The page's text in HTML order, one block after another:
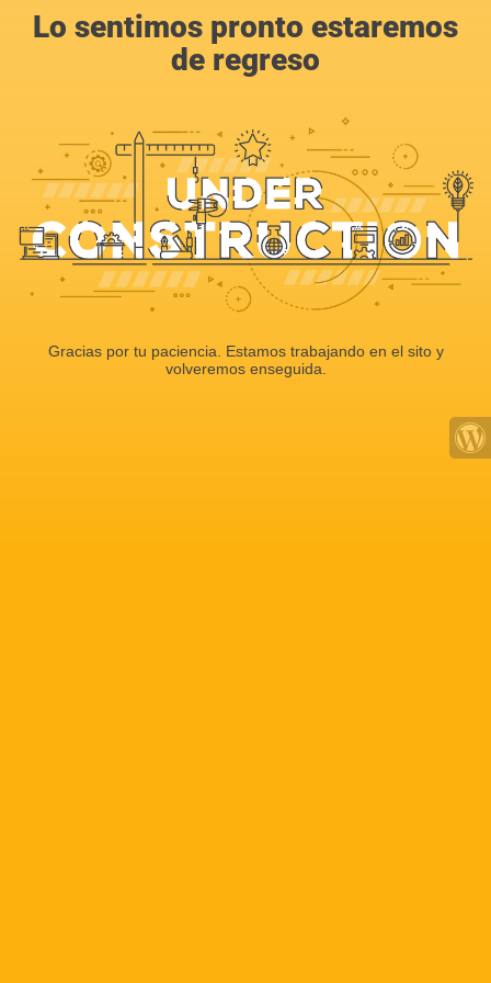
Lo sentimos pronto estaremos
de regreso
Gracias por tu paciencia. Estamos trabajando en el sito y
volveremos enseguida.